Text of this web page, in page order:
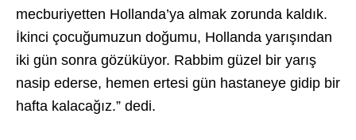
mecburiyetten Hollanda’ya almak zorunda kaldık.
İkinci çocuğumuzun doğumu, Hollanda yarışından
iki gün sonra gözüküyor. Rabbim güzel bir yarış
nasip ederse, hemen ertesi gün hastaneye gidip bir
hafta kalacağız.” dedi.